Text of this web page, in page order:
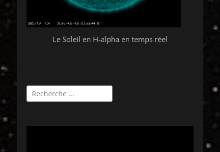
Le Soleil en H-alpha en temps réel
Rechercher :